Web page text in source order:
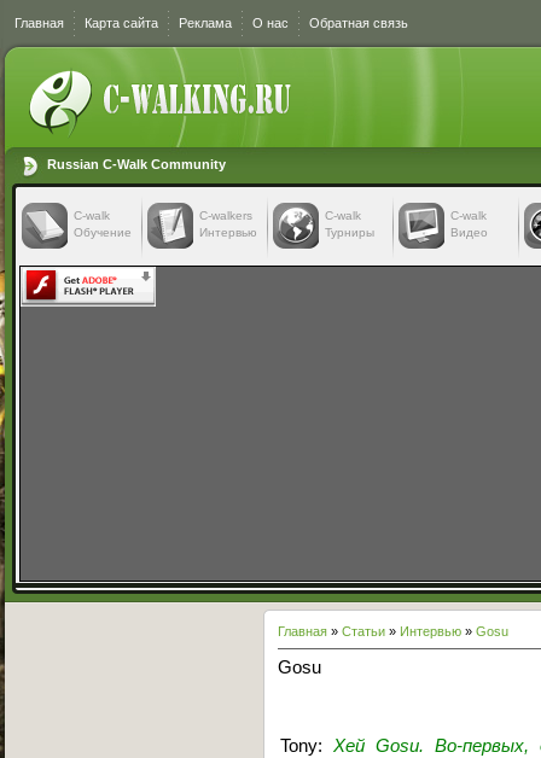
Главная Карта сайта Реклама О нас Обратная связь
Russian C-Walk Community
C-walk
Обучение
C-walkers
Интервью
С-walk
Турниры
С-walk
Видео
Главная » Статьи » Интервью » Gosu
Gosu
Tony: Хей Gosu. Во-